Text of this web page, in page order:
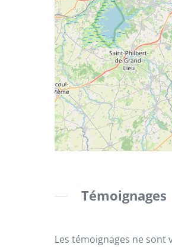
Témoignages
Les témoignages ne sont